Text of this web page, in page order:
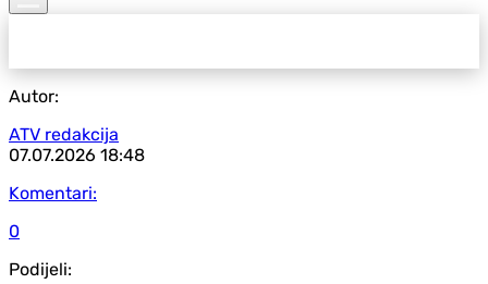
Autor:
ATV redakcija
07.07.2026 18:48
Komentari:
0
Podijeli: